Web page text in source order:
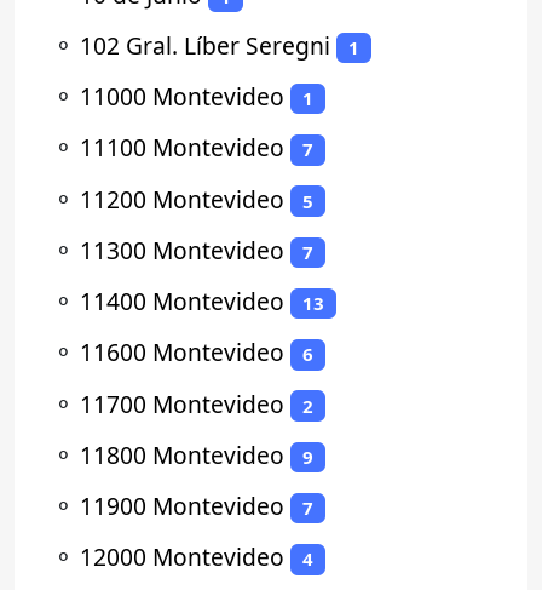
⚬ 102 Gral. Líber Seregni 1
⚬ 11000 Montevideo 1
⚬ 11100 Montevideo 7
⚬ 11200 Montevideo 5
⚬ 11300 Montevideo 7
⚬ 11400 Montevideo 13
⚬ 11600 Montevideo 6
⚬ 11700 Montevideo 2
⚬ 11800 Montevideo 9
⚬ 11900 Montevideo 7
⚬ 12000 Montevideo 4